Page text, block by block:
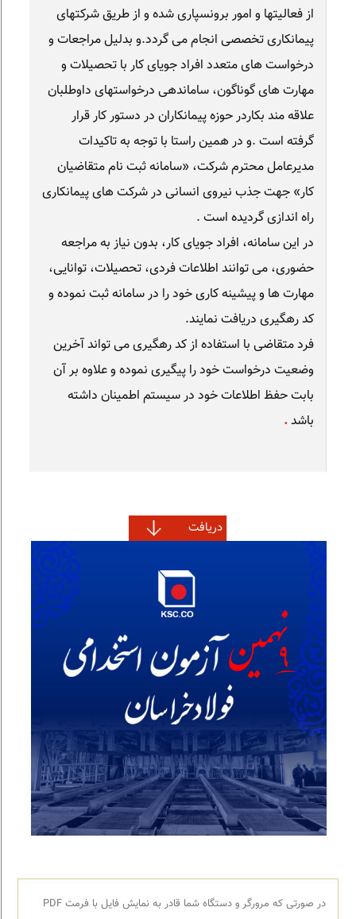
از فعالیتها و امور برونسپاری شده و از طریق شرکتهای
پیمانکاری تخصصی انجام می گردد.و بدلیل مراجعات و
درخواست های متعدد افراد جویای کار با تحصیلات و
مهارت های گوناگون، ساماندهی درخواستهای داوطلبان
علاقه مند بکاردر حوزه پیمانکاران در دستور کار قرار
گرفته است .و در همین راستا با توجه به تاکیدات
مدیرعامل محترم شرکت، «سامانه ثبت نام متقاضیان
کار» جهت جذب نیروی انسانی در شرکت های پیمانکاری
راه اندازی گردیده است .
در این سامانه، افراد جویای کار، بدون نیاز به مراجعه
حضوری، می توانند اطلاعات فردی، تحصیلات، توانایی،
مهارت ها و پیشینه کاری خود را در سامانه ثبت نموده و
کد رهگیری دریافت نمایند.
فرد متقاضی با استفاده از کد رهگیری می تواند آخرین
وضعیت درخواست خود را پیگیری نموده و علاوه بر آن
بابت حفظ اطلاعات خود در سیستم اطمینان داشته
باشد.
دریافت
در صورتی که مرورگر و دستگاه شما قادر به نمایش فایل با فرمت PDF